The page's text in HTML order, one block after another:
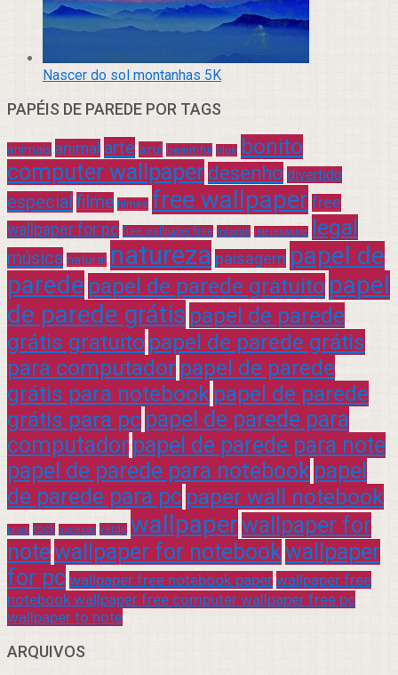
Nascer do sol montanhas 5K
PAPÉIS DE PAREDE POR TAGS
animais animal arte azul beautiful blue bonito
computer wallpaper desenho divertido
especial filme filmes free wallpaper free
wallpaper for pc free wallpaper free infantil interessante legal
música natural natureza paisagem papel de
parede papel de parede gratuito papel
de parede grátis papel de parede
grátis gratuito papel de parede grátis
para computador papel de parede
grátis para notebook papel de parede
grátis para pc papel de parede para
computador papel de parede para note
papel de parede para notebook papel
de parede para pc paper wall notebook
praia rock sucesso verde wallpaperwallpaper for
notewallpaper for notebookwallpaper
for pc wallpaper free notebook paper wallpaper free
notebook wallpaper free computer wallpaper free pc
wallpaper to note
ARQUIVOS